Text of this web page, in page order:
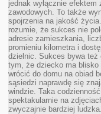
jednak wyłącznie efektem
zawodowych. To także
spojrzenia na jakość
rozumie, że sukces nie
adresie zamieszkania,
promieniu kilometra i
dzielnic. Sukces bywa
tym, że dziecko ma blisko
wrócić do domu na obiad
sąsiedzi naprawdę się
windzie. Taka
spektakularnie na
zwyczajnie bardziej